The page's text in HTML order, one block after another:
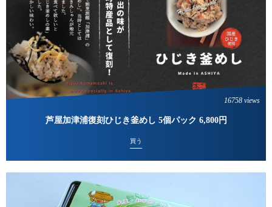
芦屋加津浦復刻ひじき釜めし 5個パック 6,800円
買う
16758 views